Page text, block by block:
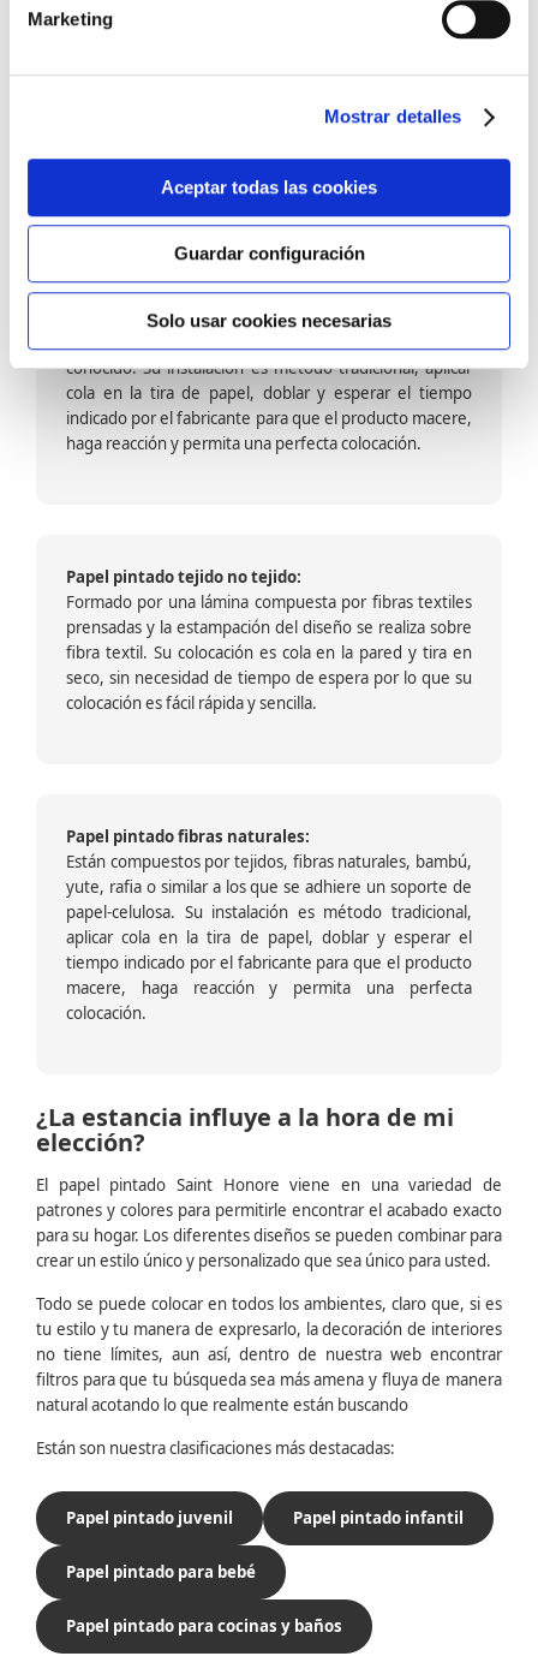
Marketing
Mostrar detalles
Aceptar todas las cookies
Guardar configuración
Solo usar cookies necesarias
barniz multiadherente en base agua. En zonas de
fuegos, se recomienda proteger con placas, silestone,
dado que el frotar en exceso dañaría el papel. Su
colocación es cola en la pared y tira en seco, sin
colocación es fácil rápida y sencilla.
Papel pintado calidad papel:
Formado por una capa de papel sobre un soporte de
conocido. Su instalación es método tradicional, aplicar
cola en la tira de papel, doblar y esperar el tiempo
indicado por el fabricante para que el producto macere,
haga reacción y permita una perfecta colocación.
Papel pintado tejido no tejido:
Formado por una lámina compuesta por fibras textiles
prensadas y la estampación del diseño se realiza sobre
fibra textil. Su colocación es cola en la pared y tira en
seco, sin necesidad de tiempo de espera por lo que su
colocación es fácil rápida y sencilla.
Papel pintado fibras naturales:
Están compuestos por tejidos, fibras naturales, bambú,
yute, rafia o similar a los que se adhiere un soporte de
papel-celulosa. Su instalación es método tradicional,
aplicar cola en la tira de papel, doblar y esperar el
tiempo indicado por el fabricante para que el producto
macere, haga reacción y permita una perfecta
colocación.
¿La estancia influye a la hora de mi
elección?
El papel pintado Saint Honore viene en una variedad de
patrones y colores para permitirle encontrar el acabado exacto
para su hogar. Los diferentes diseños se pueden combinar para
crear un estilo único y personalizado que sea único para usted.
Todo se puede colocar en todos los ambientes, claro que, si es
tu estilo y tu manera de expresarlo, la decoración de interiores
no tiene límites, aun así, dentro de nuestra web encontrar
filtros para que tu búsqueda sea más amena y fluya de manera
natural acotando lo que realmente están buscando
Están son nuestra clasificaciones más destacadas:
Papel pintado juvenil Papel pintado infantil
Papel pintado para bebé
Papel pintado para cocinas y baños